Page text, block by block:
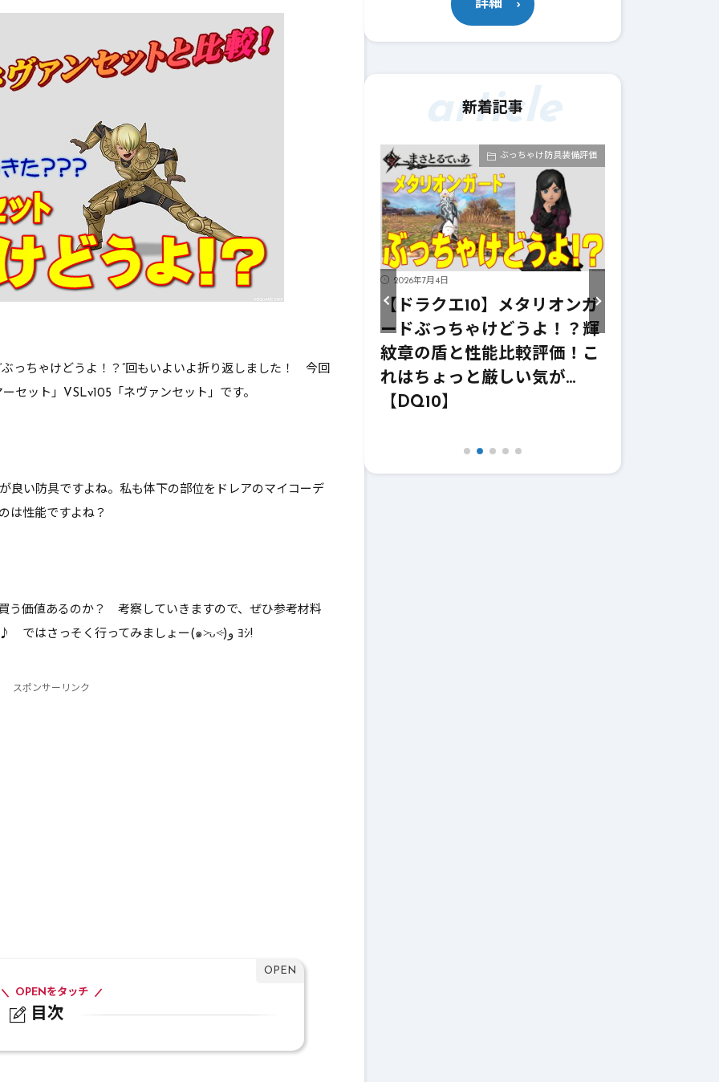
っちゃけどうよ！？”回もいよいよ折り返しました！ 今回
セット」VSLv105「ネヴァンセット」です。
良い防具ですよね。私も体下の部位をドレアのマイコーデ
は性能ですよね？
う価値あるのか？
考察していきますので、ぜひ参考材料
の一つとして、ゆったりとお読みください♪ ではさっそく行ってみましょー(๑˃̵ᴗ˂̵)و ﾖｼ!
スポンサーリンク
目次
OPENをタッチ
詳細
新着記事
article
ぶっちゃけ防具装備評価
日
エ10】メタリオンシ
れるぞ【DQ10】
ぶっちゃけ防具装備評価
2026年7月4日
【ドラクエ10】メタリオンガ
ードぶっちゃけどうよ！？輝
紋章の盾と性能比較評価！こ
れはちょっと厳しい気が…
【DQ10】
ぶっちゃけ武器評価
2026年7月4日
【ドラクエ10】メタリオンサ
イズぶっちゃけどうよ！？レ
イヴンサイズと性能比較評
価！強いけどどうなのこれｗ
【DQ10】【鎌】